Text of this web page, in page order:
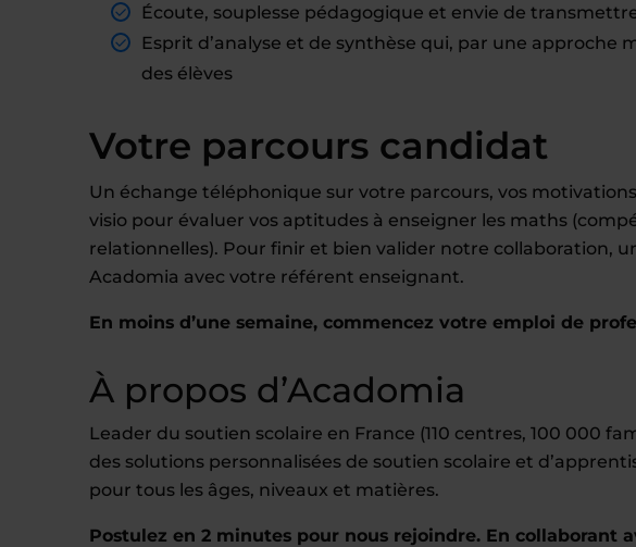
Écoute, souplesse pédagogique et envie de
Esprit d’analyse et de synthèse qui, par une approche
des élèves
Votre parcours candidat
Un échange téléphonique sur votre parcours, vos
visio pour évaluer vos aptitudes à enseigner les maths
relationnelles). Pour finir et bien valider notre collaboration,
Acadomia avec votre référent enseignant.
En moins d’une semaine, commencez votre emploi de
À propos d’Acadomia
Leader du soutien scolaire en France (110 centres, 100 000
des solutions personnalisées de soutien scolaire et
pour tous les âges, niveaux et matières.
Postulez en 2 minutes pour nous rejoindre. En collaborant